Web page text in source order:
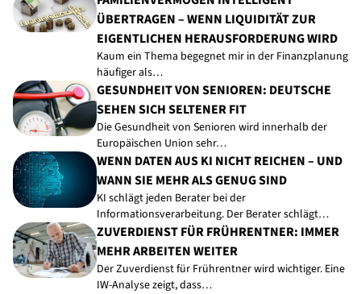
ÜBERTRAGEN – WENN LIQUIDITÄT ZUR
EIGENTLICHEN HERAUSFORDERUNG WIRD
Kaum ein Thema begegnet mir in der Finanzplanung
häufiger als…
GESUNDHEIT VON SENIOREN: DEUTSCHE
SEHEN SICH SELTENER FIT
Die Gesundheit von Senioren wird innerhalb der
Europäischen Union sehr…
WENN DATEN AUS KI NICHT REICHEN – UND
WANN SIE MEHR ALS GENUG SIND
KI schlägt jeden Berater bei der
Informationsverarbeitung. Der Berater schlägt…
ZUVERDIENST FÜR FRÜHRENTNER: IMMER
MEHR ARBEITEN WEITER
Der Zuverdienst für Frührentner wird wichtiger. Eine
IW-Analyse zeigt, dass…